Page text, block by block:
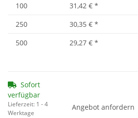
100
31,42 € *
250
30,35 € *
500
29,27 € *
Sofort
verfügbar
Lieferzeit: 1 - 4
Werktage
Angebot anfordern